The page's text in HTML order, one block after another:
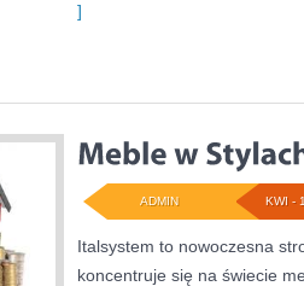
]
KWI -
ADMIN
Italsystem to nowoczesna
koncentruje się na świecie